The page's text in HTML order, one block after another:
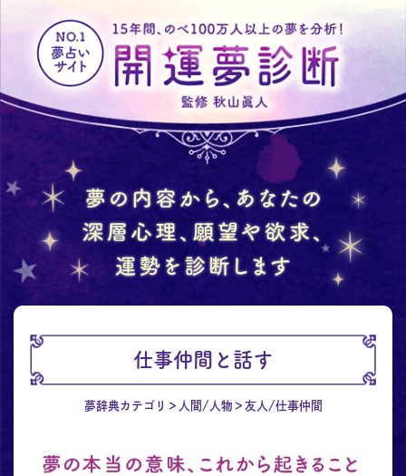
仕事仲間と話す
夢辞典カテゴリ 人間/人物 友人/仕事仲間